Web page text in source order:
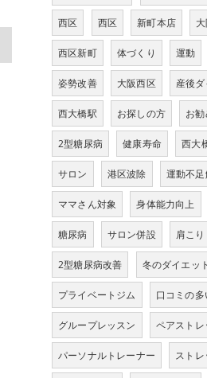
西区 西区 新町本店
西区新町 体づくり 運動
姿勢改善 大阪西区 産後ダ
西大橋駅 お探しの方 お
2型糖尿病 健康寿命 西大
サロン 港区波除 運動不
ママさん対象 身体能力向上
糖尿病 サロン併設 肩こり
2型糖尿病改善 冬のダイエット
プライベートジム 口コミの多
グループレッスン ペアストレ
パーソナルトレーナー ストレ